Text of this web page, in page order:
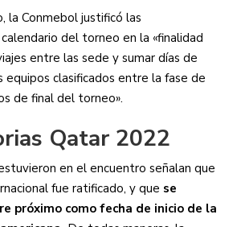
la Conmebol justificó las
del torneo en la «finalidad
entre las sede y sumar días de
equipos clasificados entre la fase de
de final del torneo».
Qatar 2022
en el encuentro señalan que
fue ratificado, y que se
próximo como fecha de inicio de la